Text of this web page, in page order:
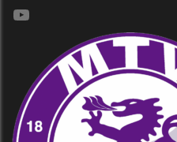
YouTube